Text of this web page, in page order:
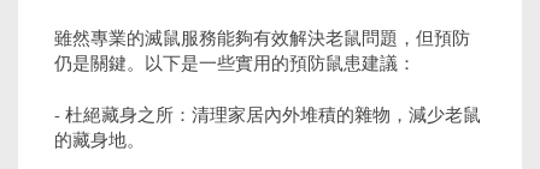
雖然專業的滅鼠服務能夠有效解決老鼠問題，但預防
仍是關鍵。以下是一些實用的預防鼠患建議：
- 杜絕藏身之所：清理家居內外堆積的雜物，減少老鼠
的藏身地。